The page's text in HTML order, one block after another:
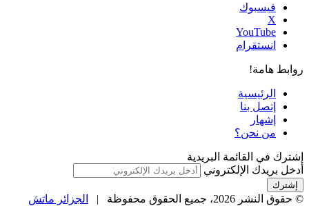
فيسبوك
‫X
‫YouTube
انستقرام
روابط هامة!
الرئيسية
إتصل بنا
إشهار
من نحن؟
إشترك في القائمة البريدية
أدخل بريدك الإلكتروني
© حقوق النشر 2026، جميع الحقوق محفوظة | الجزائر ماتش